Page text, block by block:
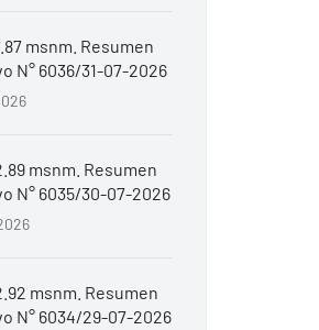
msnm. Resumen
N° 6036/31-07-2026
msnm. Resumen
N° 6035/30-07-2026
msnm. Resumen
N° 6034/29-07-2026